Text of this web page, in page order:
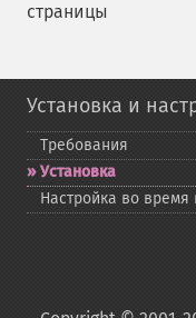
страницы
Установка и
Требования
Установка
Настройка во